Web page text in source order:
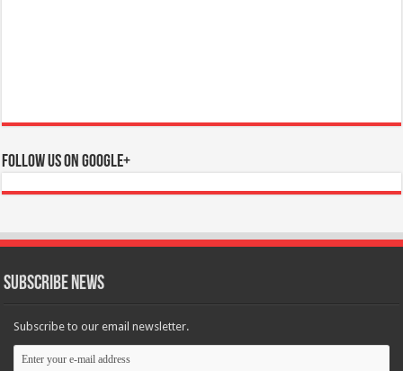
Follow us on Google+
Subscribe News
Subscribe to our email newsletter.